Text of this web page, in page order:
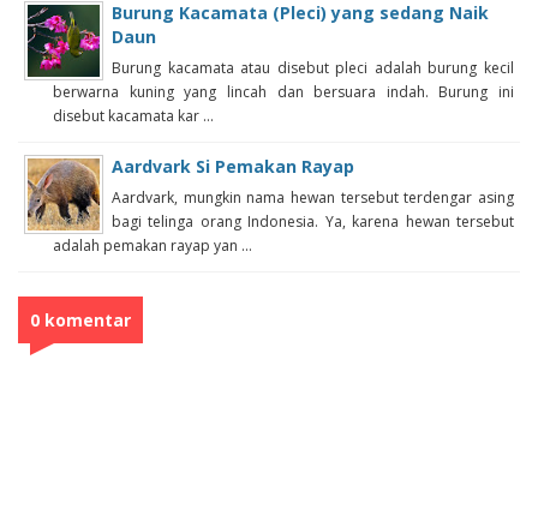
Burung Kacamata (Pleci) yang sedang Naik
Daun
Burung kacamata atau disebut pleci adalah burung kecil
berwarna kuning yang lincah dan bersuara indah. Burung ini
disebut kacamata kar ...
Aardvark Si Pemakan Rayap
Aardvark, mungkin nama hewan tersebut terdengar asing
bagi telinga orang Indonesia. Ya, karena hewan tersebut
adalah pemakan rayap yan ...
0 komentar